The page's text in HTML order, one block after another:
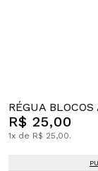
RÉGUA BLOCOS
R$ 25,00
1x de R$ 25,00.